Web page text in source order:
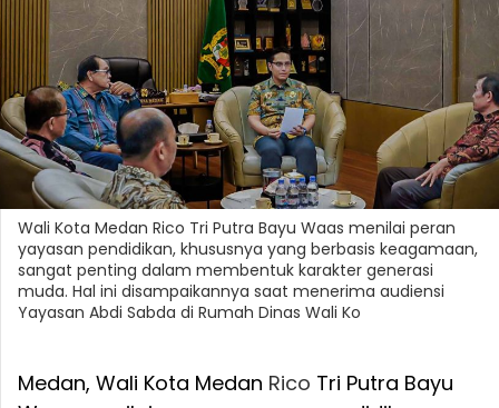
Wali Kota Medan Rico Tri Putra Bayu Waas menilai peran
yayasan pendidikan, khususnya yang berbasis keagamaan,
sangat penting dalam membentuk karakter generasi
muda. Hal ini disampaikannya saat menerima audiensi
Yayasan Abdi Sabda di Rumah Dinas Wali Ko
Medan, Wali Kota Medan Rico Tri Putra Bayu